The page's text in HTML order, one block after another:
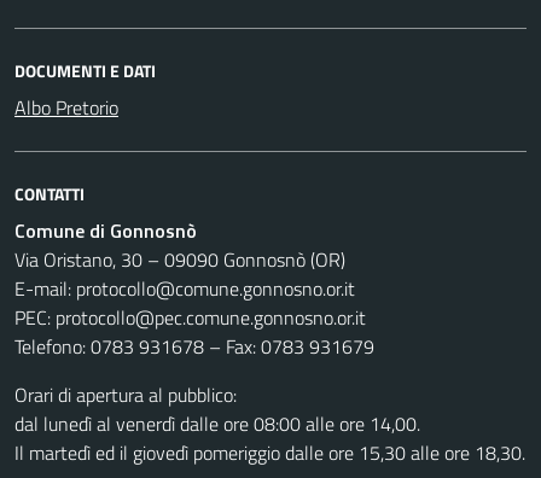
DOCUMENTI E DATI
Albo Pretorio
CONTATTI
Comune di Gonnosnò
Via Oristano, 30 – 09090 Gonnosnò (OR)
E-mail: protocollo@comune.gonnosno.or.it
PEC: protocollo@pec.comune.gonnosno.or.it
Telefono: 0783 931678 – Fax: 0783 931679
Orari di apertura al pubblico:
dal lunedì al venerdì dalle ore 08:00 alle ore 14,00.
Il martedì ed il giovedì pomeriggio dalle ore 15,30 alle ore 18,30.